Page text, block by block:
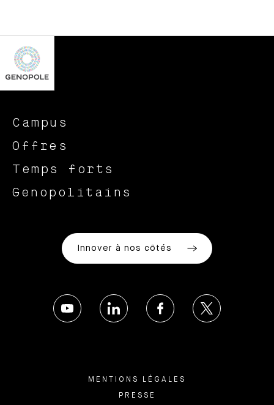
Campus
Offres
Temps forts
Genopolitains
Innover à nos côtés
MENTIONS LÉGALES
PRESSE